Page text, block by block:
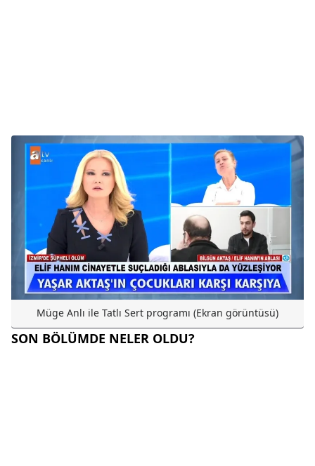
Müge Anlı ile Tatlı Sert programı (Ekran görüntüsü)
SON BÖLÜMDE NELER OLDU?